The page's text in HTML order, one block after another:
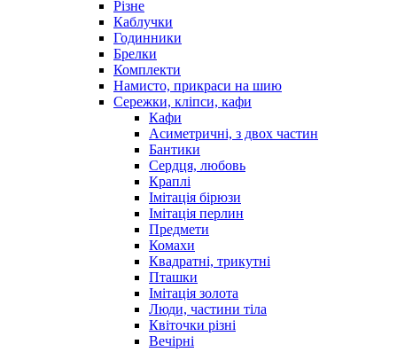
Різне
Каблучки
Годинники
Брелки
Комплекти
Намисто, прикраси на шию
Сережки, кліпси, кафи
Кафи
Асиметричні, з двох частин
Бантики
Сердця, любовь
Краплі
Імітація бірюзи
Імітація перлин
Предмети
Комахи
Квадратні, трикутні
Пташки
Імітація золота
Люди, частини тіла
Квіточки різні
Вечірні